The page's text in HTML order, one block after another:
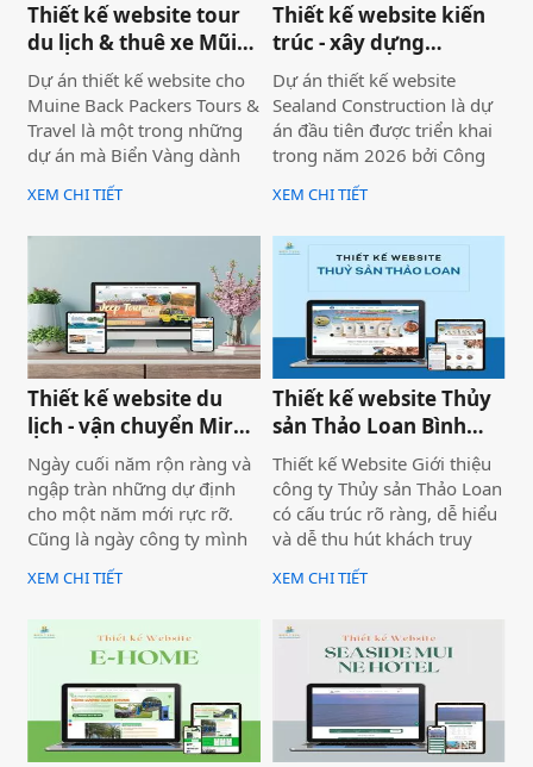
Thiết kế website tour
du lịch & thuê xe Mũi
Né
Dự án thiết kế website cho
Muine Back Packers Tours &
Travel là một trong những
dự án mà Biển Vàng dành
rất nhiều tâm huyết để triển
khai trọn vẹn cả về giao
diện, trải nghiệm người
dùng và hiệu quả vận hành
XEM CHI TIẾT
Thiết kế website kiến
trúc - xây dựng
Sealand Construction
Dự án thiết kế website
Sealand Construction là dự
án đầu tiên được triển khai
trong năm 2026 bởi Công
ty Thiết kế Website Biển
Vàng, mang ý nghĩa mở đầu
cho một năm phát triển mới
với định hướng chuyên
nghiệp, bài bản và bền
vững.
XEM CHI TIẾT
Thiết kế website du
lịch - vận chuyển Mira
tour Mũi Né
Ngày cuối năm rộn ràng và
ngập tràn những dự định
cho một năm mới rực rỡ.
Cũng là ngày công ty mình
bàn giao dự án thiết kế
website Mira Tour Mũi Né –
một website chuyên về tour
du lịch và thuê xe
XEM CHI TIẾT
Thiết kế website Thủy
sản Thảo Loan Bình
Thuận, Lâm Đồng
Thiết kế Website Giới thiệu
công ty Thủy sản Thảo Loan
có cấu trúc rõ ràng, dễ hiểu
và dễ thu hút khách truy
cập vào website giúp truyền
tải thông tin hiệu quả. Với
màu xanh dương và đỏ làm
nổi bật lên những nội dung
chính của website.
XEM CHI TIẾT